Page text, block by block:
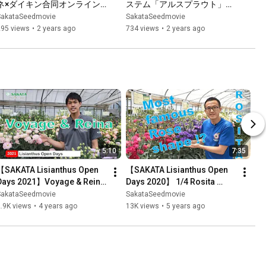
×ダイキン合同オンライン
ミナー
views • 2 years ago
ステム「アルスプラウト」ウ
ェビナー導入編
SakataSeedmovie
734 views • 2 years ago
5:10
SAKATA Lisianthus Open
2021】Voyage & Reina
varieties in Asia
views • 4 years ago
7:35
【SAKATA Lisianthus Open
Days 2020】 1/4 Rosita
series
SakataSeedmovie
13K views • 5 years ago